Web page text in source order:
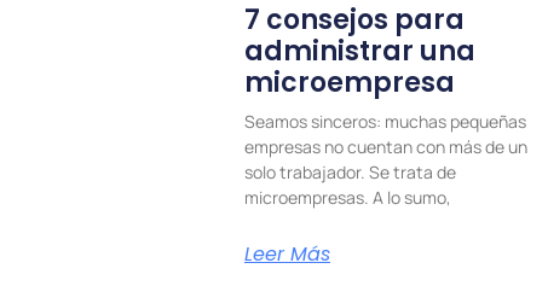
7 consejos para
administrar una
microempresa
Seamos sinceros: muchas pequeñas
empresas no cuentan con más de un
solo trabajador. Se trata de
microempresas. A lo sumo,
Leer Más